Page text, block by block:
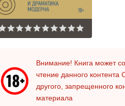
Внимание! Книга может
чтение данного контента
другого, запрещенного
материала